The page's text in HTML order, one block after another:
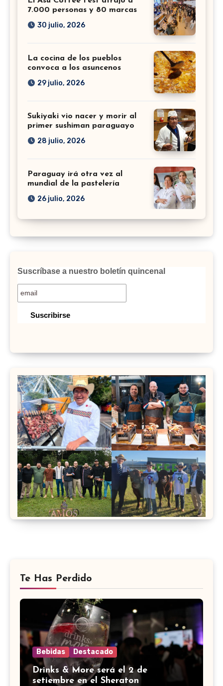
7.000 personas y 80 marcas
30 julio, 2026
La cocina de los pueblos
convoca a los asuncenos
29 julio, 2026
Sukiyaki vio nacer y morir al
primer sushiman paraguayo
28 julio, 2026
Paraguay irá otra vez al
mundial de la pastelería
26 julio, 2026
Suscríbase a nuestro boletín quincenal
Te Has Perdido
Bebidas Destacado
Drinks & More será el 2 de
setiembre en el Sheraton